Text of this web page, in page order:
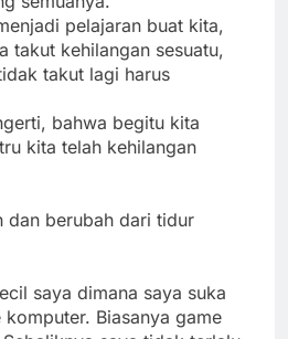
pelajaran buat kita,
takut kehilangan sesuatu,
takut lagi harus
bahwa begitu kita
kita telah kehilangan
dan berubah dari tidur
saya dimana saya suka
Biasanya game